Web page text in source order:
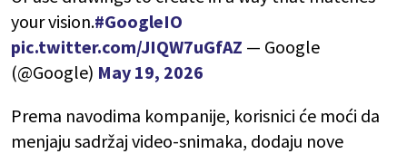
your vision.#GoogleIO
pic.twitter.com/JIQW7uGfAZ — Google
(@Google) May 19, 2026
Prema navodima kompanije, korisnici će moći da
menjaju sadržaj video-snimaka, dodaju nove